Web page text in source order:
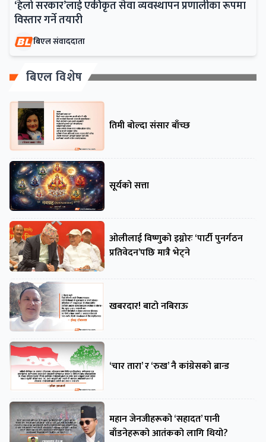
‘हेलो सरकार’लाई एकीकृत सेवा व्यवस्थापन प्रणालीका रूपमा
विस्तार गर्ने तयारी
बिएल संवाददाता
बिएल विशेष
तिमी बोल्दा संसार बाँच्छ
सूर्यको सत्ता
ओलीलाई विष्णुको इग्नोरः ‘पार्टी पुनर्गठन
प्रतिवेदन’पछि मात्रै भेट्ने
खबरदार! बाटो नबिराऊ
‘चार तारा’ र ‘रुख’ नै कांग्रेसको ब्रान्ड
महान जेनजीहरूको ‘सहादत’ पानी
बाँडनेहरूको आतंकको लागि थियो?